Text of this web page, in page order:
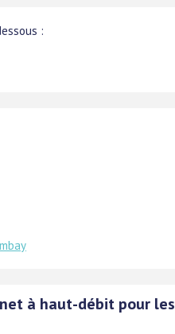
:
à haut-débit pour les